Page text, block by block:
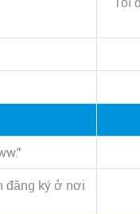
đăng ký ở nơi